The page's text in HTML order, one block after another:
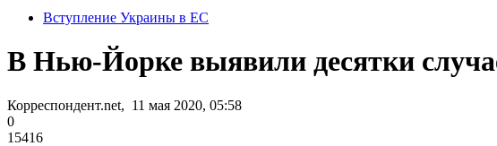
Вступление Украины в ЕС
В Нью-Йорке выявили десятки
Корреспондент.net, 11 мая 2020, 05:58
0
15416